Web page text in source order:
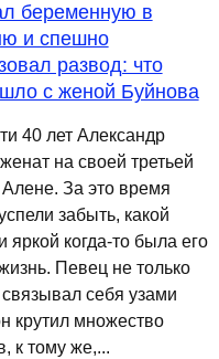
беременную в
и спешно
развод: что
с женой Буйнова
40 лет Александр
на своей третьей
Алене. За это время
забыть, какой
яркой когда-то была его
Певец не только
себя узами
крутил множество
к тому же,...